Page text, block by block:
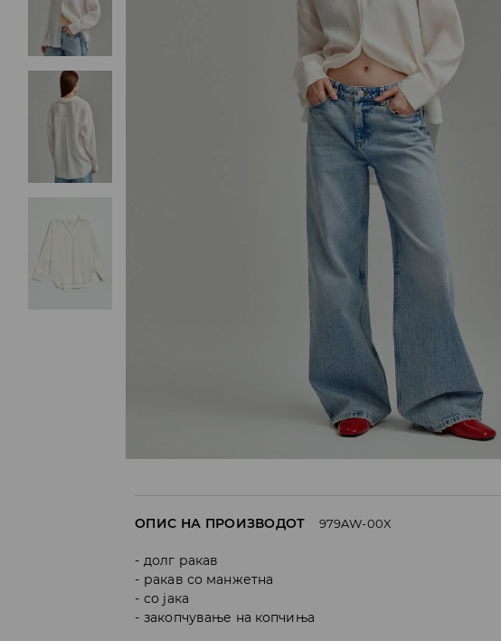
ОПИС НА ПРОИЗВОДОТ 979AW-00X
долг ракав
ракав со манжетна
со јака
закопчување на копчиња